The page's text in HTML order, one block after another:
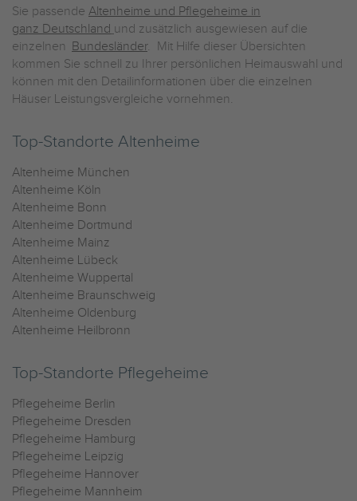
Sie passende Altenheime und Pflegeheime in
ganz Deutschland und zusätzlich ausgewiesen auf die
einzelnen Bundesländer. Mit Hilfe dieser Übersichten
kommen Sie schnell zu Ihrer persönlichen Heimauswahl und
können mit den Detailinformationen über die einzelnen
Häuser Leistungsvergleiche vornehmen.
Top-Standorte Altenheime
Altenheime München
Altenheime Köln
Altenheime Bonn
Altenheime Dortmund
Altenheime Mainz
Altenheime Lübeck
Altenheime Wuppertal
Altenheime Braunschweig
Altenheime Oldenburg
Altenheime Heilbronn
Top-Standorte Pflegeheime
Pflegeheime Berlin
Pflegeheime Dresden
Pflegeheime Hamburg
Pflegeheime Leipzig
Pflegeheime Hannover
Pflegeheime Mannheim